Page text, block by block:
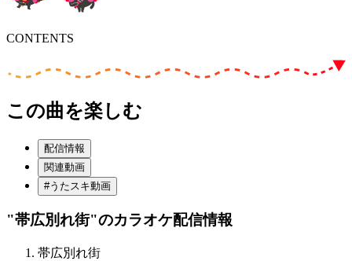
CONTENTS
この曲を楽しむ
配信情報
関連動画
#うたスキ動画
"帯広別れ街"のカラオケ配信情報
帯広別れ街